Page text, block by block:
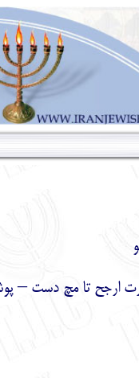
ارجح تا مچ دست –